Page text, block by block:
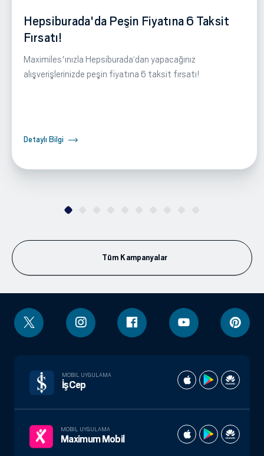
Hepsiburada'da Peşin Fiyatına 6 Taksit
Fırsatı!
Maximiles'ınızla Hepsiburada‘dan yapacağınız
alışverişlerinizde peşin fiyatına 6 taksit fırsatı!
Detaylı Bilgi
Tüm Kampanyalar
MOBIL UYGULAMA
İşCep
MOBIL UYGULAMA
Maximum Mobil